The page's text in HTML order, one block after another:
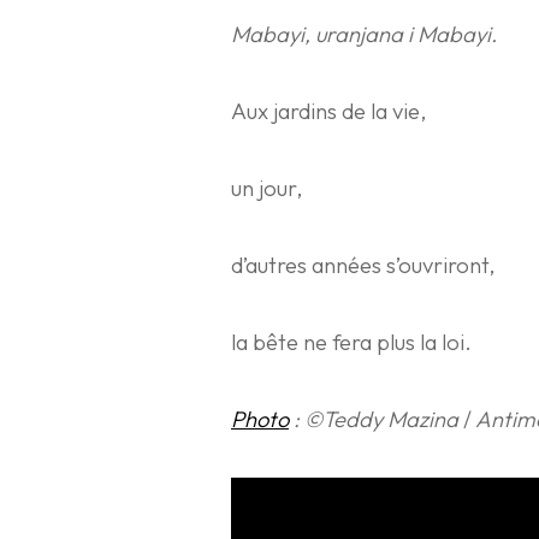
Mabayi, uranjana i Mabayi.
Aux jardins de la vie,
un jour,
d’autres années s’ouvriront,
la bête ne fera plus la loi.
Photo: ©Teddy Mazina/